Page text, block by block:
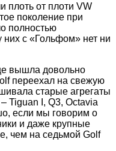
плоть от плоти VW
поколение при
полностью
них с «Гольфом» нет ни
вышла довольно
переехал на свежую
старые агрегаты
Tiguan I, Q3, Octavia
если мы говорим о
и даже крупные
чем на седьмой Golf